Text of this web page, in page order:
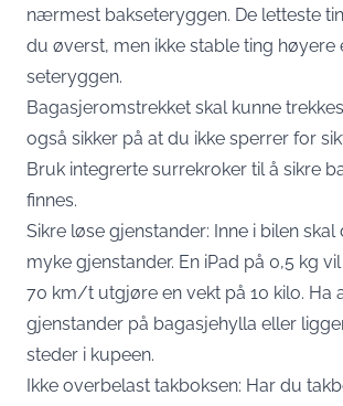
nærmest bakseteryggen. De letteste
du øverst, men ikke stable ting høyere
seteryggen.
Bagasjeromstrekket skal kunne
også sikker på at du ikke sperrer for
Bruk integrerte surrekroker til å sikre
finnes.
Sikre løse gjenstander: Inne i bilen
myke gjenstander. En iPad på 0,5 kg
70 km/t utgjøre en vekt på 10 kilo. Ha
gjenstander på bagasjehylla eller
steder i kupeen.
Ikke overbelast takboksen: Har du